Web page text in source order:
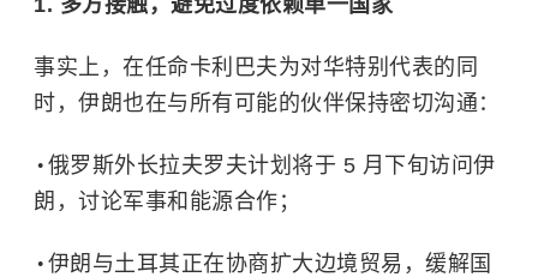
事实上，在任命卡利巴夫为对华特别代表的同
时，伊朗也在与所有可能的伙伴保持密切沟通：
俄罗斯外长拉夫罗夫计划将于 5 月下旬访问伊
朗，讨论军事和能源合作；
伊朗与土耳其正在协商扩大边境贸易，缓解国